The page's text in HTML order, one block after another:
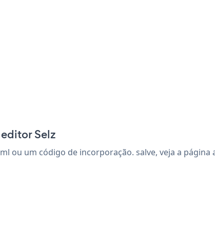
Selz
ou um código de incorporação. salve, veja a página